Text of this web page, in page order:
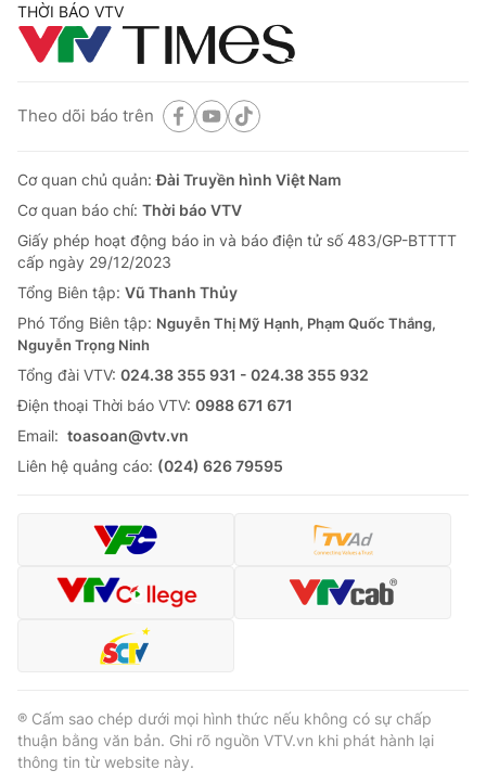
THỜI BÁO VTV
Theo dõi báo trên
Cơ quan chủ quản:Đài Truyền hình Việt Nam
Cơ quan báo chí: Thời báo VTV
Giấy phép hoạt động báo in và báo điện tử số 483/GP-BTTTT
cấp ngày 29/12/2023
Tổng Biên tập: Vũ Thanh Thủy
Phó Tổng Biên tập: Nguyễn Thị Mỹ Hạnh, Phạm Quốc Thắng,
Nguyễn Trọng Ninh
Tổng đài VTV: 024.38 355 931 - 024.38 355 932
Ðiện thoại Thời báo VTV: 0988 671 671
Email: toasoan@vtv.vn
Liên hệ quảng cáo: (024) 626 79595
® Cấm sao chép dưới mọi hình thức nếu không có sự chấp
thuận bằng văn bản. Ghi rõ nguồn VTV.vn khi phát hành lại
thông tin từ website này.